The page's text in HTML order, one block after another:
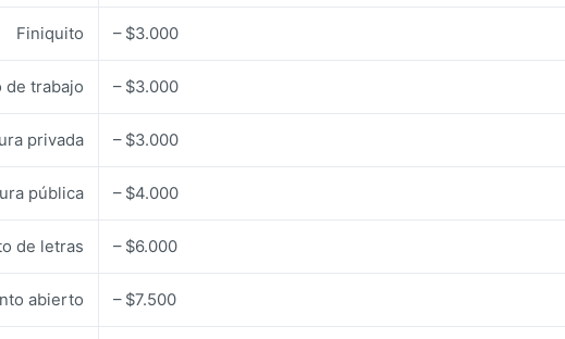
Finiquito – $3.000
de trabajo – $3.000
privada – $3.000
pública – $4.000
de letras – $6.000
abierto – $7.500